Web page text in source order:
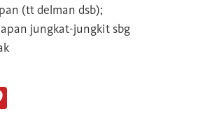
(tt delman dsb);
jungkat-jungkit sbg